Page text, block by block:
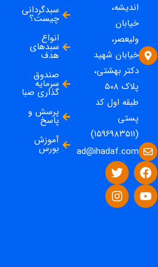
اندیشه،
خیابان
ولیعصر،
خیابان شهید
دکتر بهشتی،
پلاک ۵۰۸
طبقه اول کد
پستی
(۱۵۹۶۹۸۳۵۱۱)
ad@ihadaf.com
سبدگردانی
چیست؟
انواع
سبدهای
هدف
صندوق
سرمایه
گذاری صبا
پرسش و
پاسخ
آموزش
بورس